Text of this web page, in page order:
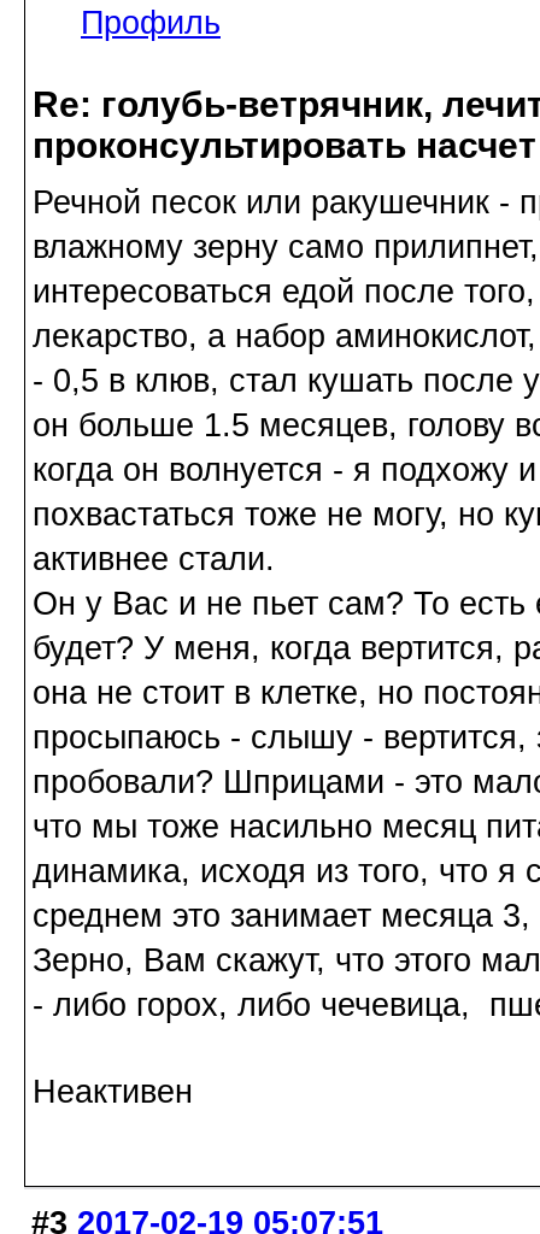
Профиль
Re: голубь-ветрячник,
проконсультировать
Речной песок или ракушечник -
влажному зерну само
интересоваться едой после
лекарство, а набор
- 0,5 в клюв, стал кушать после
он больше 1.5 месяцев, голову
когда он волнуется - я подхожу
похвастаться тоже не могу, но
активнее стали.
Он у Вас и не пьет сам? То есть
будет? У меня, когда вертится,
она не стоит в клетке, но
просыпаюсь - слышу - вертится,
пробовали? Шприцами - это
что мы тоже насильно месяц
динамика, исходя из того, что я
среднем это занимает месяца
Зерно, Вам скажут, что этого
- либо горох, либо чечевица,
Неактивен
#3 2017-02-19 05:07:51